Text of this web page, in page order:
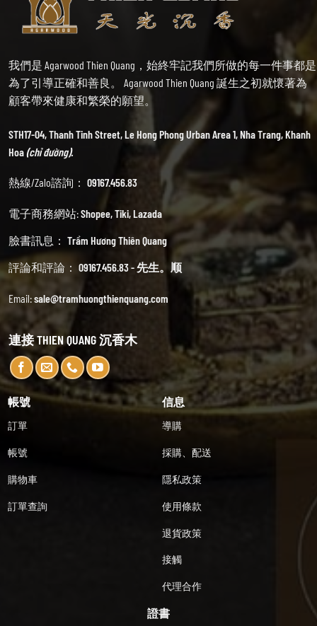
我們是 Agarwood Thien Quang，始終牢記我們所做的每一件事都是
為了引導正確和善良。 Agarwood Thien Quang 誕生之初就懷著為
顧客帶來健康和繁榮的願望。
STH17-04, Thanh Tinh Street, Le Hong Phong Urban Area 1, Nha Trang, Khanh
Hoa(chỉ đường).
熱線/Zalo諮詢： 09167.456.83
電子商務網站:Shopee,Tiki,Lazada
臉書訊息： Trầm Hương Thiên Quang
評論和評論： 09167.456.83 - 先生。顺
Email:sale@tramhuongthienquang.com
連接 THIEN QUANG 沉香木
帳號
訂單
帳號
購物車
訂單查詢
信息
導購
採購、配送
隱私政策
使用條款
退貨政策
接觸
代理合作
證書